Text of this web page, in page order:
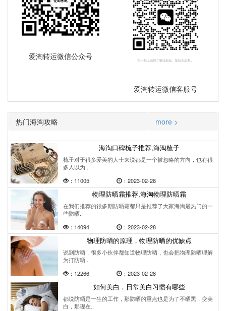
爱淘转运微信公众号
爱淘转运微信客服号
热门海淘攻略 more >
海淘口碑梳子推荐,海淘梳子
梳子对于很多爱美的人士来说都是一个被忽略的方向，也有很
多人以为..
：11005
：2023-02-28
物理防晒霜推荐,海淘物理防晒霜
在我们推荐的很多期防晒霜都只是推荐了大家海淘最热门的一
些防晒..
：14094
：2023-02-28
物理防晒的原理，物理防晒的优缺点
说到防晒，很多小伙伴都知道物理防晒，也会把物理防晒理解
为打防晒..
：12266
：2023-02-28
如何美白，日常美白习惯有哪些
都说防晒是一生的工作，那防晒的重点也是为了不晒黑，变美
白，那现在..